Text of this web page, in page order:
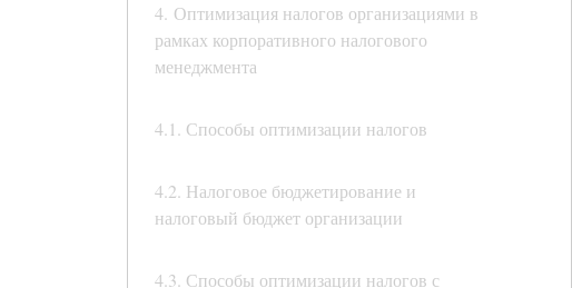
4. Оптимизация налогов организациями в
рамках корпоративного налогового
менеджмента
4.1. Способы оптимизации налогов
4.2. Налоговое бюджетирование и
налоговый бюджет организации
4.3. Способы оптимизации налогов с